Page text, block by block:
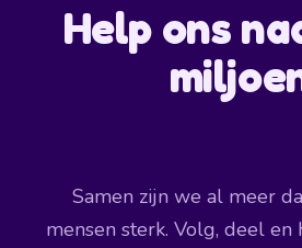
Help ons
Samen zijn we al meer
mensen sterk. Volg, deel